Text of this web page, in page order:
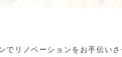
でリノベーションをお手伝い